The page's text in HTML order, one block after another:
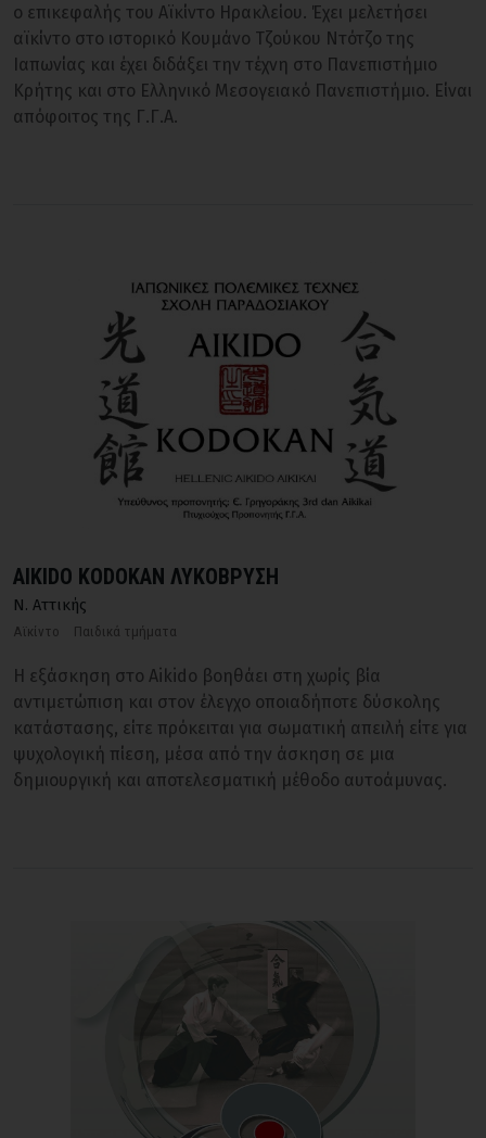
ο επικεφαλής του Αϊκίντο Ηρακλείου. Έχει μελετήσει
αϊκίντο στο ιστορικό Κουμάνο Τζούκου Ντότζο της
Ιαπωνίας και έχει διδάξει την τέχνη στο Πανεπιστήμιο
Κρήτης και στο Ελληνικό Μεσογειακό Πανεπιστήμιο. Είναι
απόφοιτος της Γ.Γ.Α.
AIKIDO KODOKAN ΛΥΚΟΒΡΥΣΗ
Ν. Αττικής
Αϊκίντο Παιδικά τμήματα
Η εξάσκηση στο Aikido βοηθάει στη χωρίς βία
αντιμετώπιση και στον έλεγχο οποιαδήποτε δύσκολης
κατάστασης, είτε πρόκειται για σωματική απειλή είτε για
ψυχολογική πίεση, μέσα από την άσκηση σε μια
δημιουργική και αποτελεσματική μέθοδο αυτοάμυνας.